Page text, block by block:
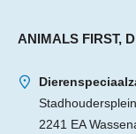
ANIMALS FIRST,
2241 EA